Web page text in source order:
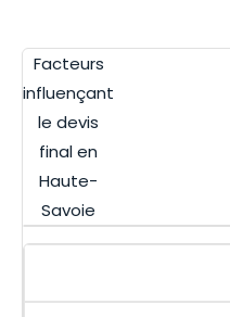
Facteurs
influençant
le devis
final en
Haute-
Savoie